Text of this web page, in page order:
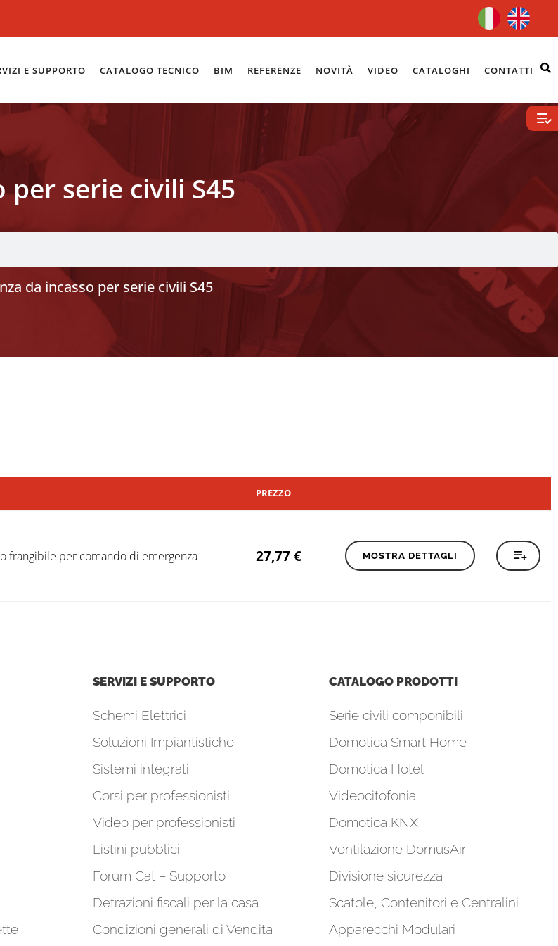
E SUPPORTO CATALOGO TECNICO BIM REFERENZE NOVITÀ VIDEO CATALOGHI CONTATTI
serie civili S45
da incasso per serie civili S45
PREZZO
frangibile per comando di emergenza 27,77€ MOSTRA DETTAGLI
SERVIZI E SUPPORTO
Schemi Elettrici
Soluzioni Impiantistiche
Sistemi integrati
Corsi per professionisti
Video per professionisti
Listini pubblici
Forum Cat – Supporto
Detrazioni fiscali per la casa
Condizioni generali di Vendita
CATALOGO PRODOTTI
Serie civili componibili
Domotica Smart Home
Domotica Hotel
Videocitofonia
Domotica KNX
Ventilazione DomusAir
Divisione sicurezza
Scatole, Contenitori e Centralini
Apparecchi Modulari